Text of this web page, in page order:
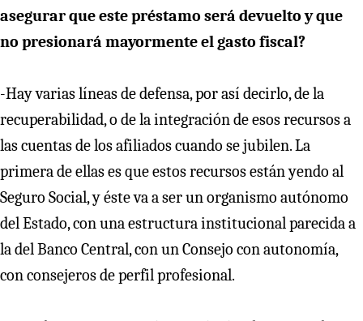
asegurar que este préstamo será devuelto y que
no presionará mayormente el gasto fiscal?
-Hay varias líneas de defensa, por así decirlo, de la
recuperabilidad, o de la integración de esos recursos a
las cuentas de los afiliados cuando se jubilen. La
primera de ellas es que estos recursos están yendo al
Seguro Social, y éste va a ser un organismo autónomo
del Estado, con una estructura institucional parecida a
la del Banco Central, con un Consejo con autonomía,
con consejeros de perfil profesional.